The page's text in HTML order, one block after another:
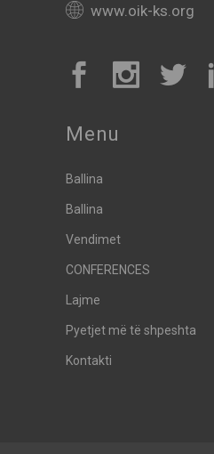
www.oik-ks.org
Menu
Ballina
Ballina
Vendimet
CONFERENCES
Lajme
Pyetjet më të shpeshta
Kontakti